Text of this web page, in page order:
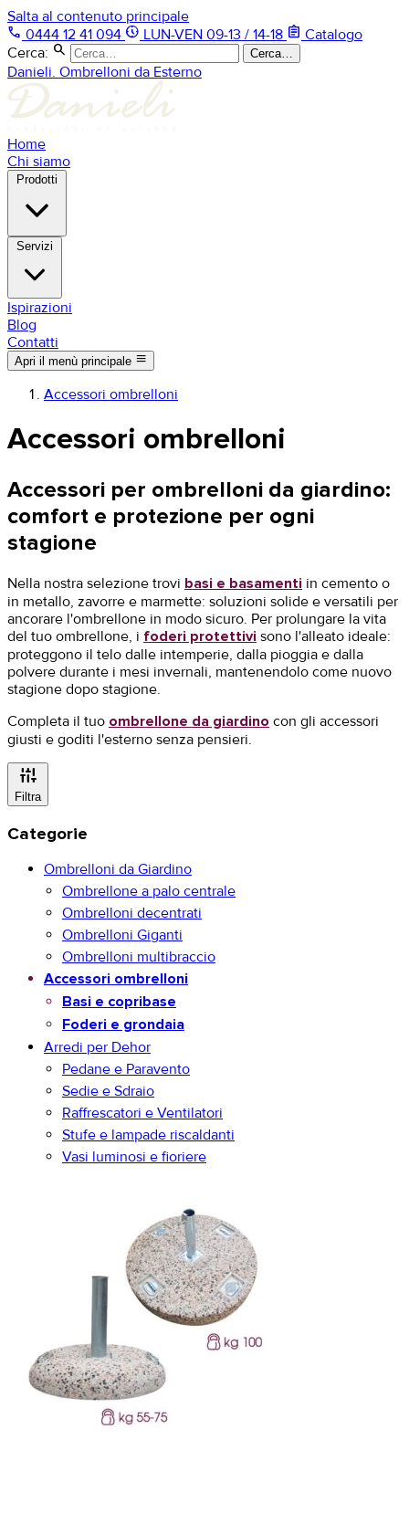
Salta al contenuto principale
phone 0444 12 41 094 nest_clock_farsight_analog LUN-VEN 09-13 / 14-18 assignment Catalogo
Cerca: search Cerca…
Danieli. Ombrelloni da Esterno
Home
Chi siamo
Prodotti
Servizi
Ispirazioni
Blog
Contatti
Apri il menù principale menu
Accessori ombrelloni
Accessori ombrelloni
Accessori per ombrelloni da giardino:
comfort e protezione per ogni
stagione
Nella nostra selezione trovi basi e basamenti in cemento o
in metallo, zavorre e marmette: soluzioni solide e versatili per
ancorare l'ombrellone in modo sicuro. Per prolungare la vita
del tuo ombrellone, i foderi protettivi sono l'alleato ideale:
proteggono il telo dalle intemperie, dalla pioggia e dalla
polvere durante i mesi invernali, mantenendolo come nuovo
stagione dopo stagione.
Completa il tuo ombrellone da giardino con gli accessori
giusti e goditi l'esterno senza pensieri.
instant_mix
Filtra
Categorie
Ombrelloni da Giardino
Ombrellone a palo centrale
Ombrelloni decentrati
Ombrelloni Giganti
Ombrelloni multibraccio
Accessori ombrelloni
Basi e copribase
Foderi e grondaia
Arredi per Dehor
Pedane e Paravento
Sedie e Sdraio
Raffrescatori e Ventilatori
Stufe e lampade riscaldanti
Vasi luminosi e fioriere